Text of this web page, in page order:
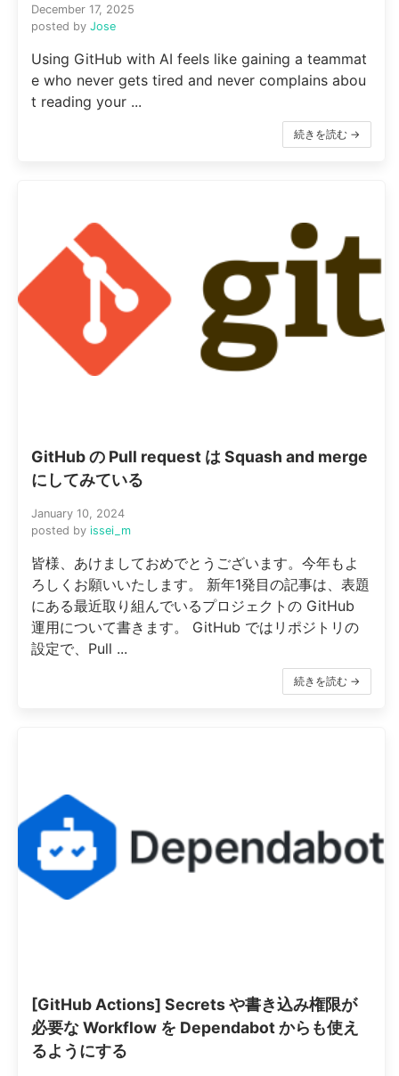
December 17, 2025
posted by Jose
Using GitHub with AI feels like gaining a teammat
e who never gets tired and never complains abou
t reading your ...
続きを読む →
GitHub の Pull request は Squash and merge
にしてみている
January 10, 2024
posted by issei_m
皆様、あけましておめでとうございます。今年もよ
ろしくお願いいたします。 新年1発目の記事は、表題
にある最近取り組んでいるプロジェクトの GitHub
運用について書きます。 GitHub ではリポジトリの
設定で、Pull ...
続きを読む →
[GitHub Actions] Secrets や書き込み権限が
必要な Workflow を Dependabot からも使え
るようにする